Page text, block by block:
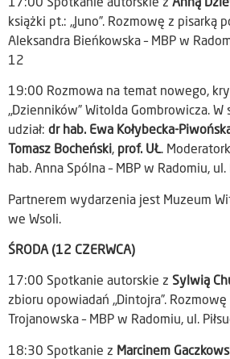
17:00 Spotkanie autorskie z Anną
książki pt.: „Juno”. Rozmowę z pisarką
Aleksandra Bieńkowska – MBP w
12
19:00 Rozmowa na temat nowego,
„Dzienników” Witolda Gombrowicza.
udział: dr hab. Ewa Kołybecka-
Tomasz Bocheński, prof. UŁ.
hab. Anna Spólna – MBP w Radomiu,
Partnerem wydarzenia jest Muzeum
we Wsoli.
ŚRODA (12 CZERWCA)
17:00 Spotkanie autorskie z Sylwią
zbioru opowiadań „Dintojra”.
Trojanowska – MBP w Radomiu, ul.
18:30 Spotkanie z Marcinem